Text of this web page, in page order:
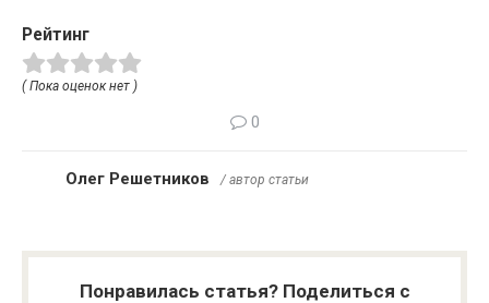
Рейтинг
( Пока оценок нет )
0
Олег Решетников / автор статьи
Понравилась статья? Поделиться с